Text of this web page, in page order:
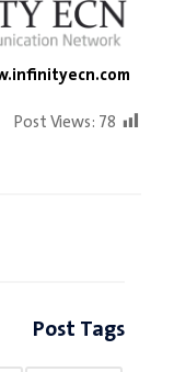
Post Views: 78
Post Tags